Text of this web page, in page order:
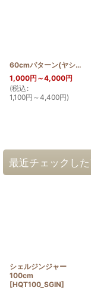
60cmパターン(ヤシとプルメリア)
1,000円 ～4,000円
(税込 :
1,100円 ～4,400円)
最近チェックし
シェルジンジャー
100cm
[HQT100_SGIN]